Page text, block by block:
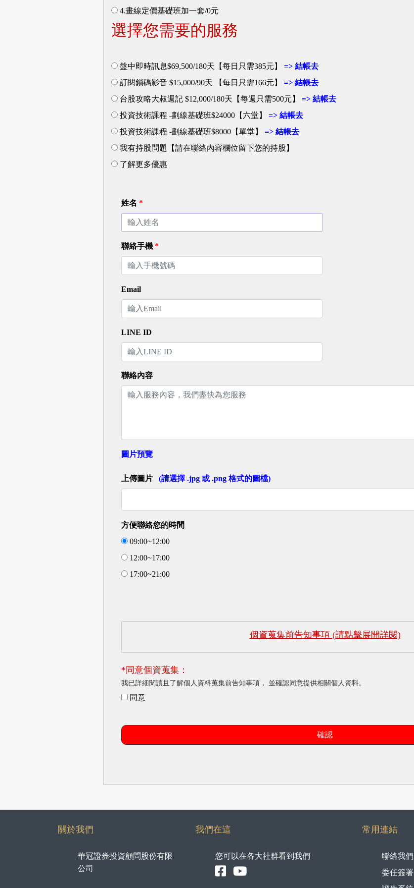
4.畫線定價基礎班加一套/0元
選擇您需要的服務
盤中即時訊息$69,500/180天【每日只需385元】
=> 結帳去
訂閱鎖碼影音 $15,000/90天 【每日只需166元】
=> 結帳去
台股攻略大叔週記 $12,000/180天【每週只需500元】
=> 結帳去
投資技術課程 -劃線基礎班$24000【六堂】
=> 結帳去
投資技術課程 -劃線基礎班$8000【單堂】
=> 結帳去
我有持股問題【請在聯絡內容欄位留下您的持股】
了解更多優惠
姓名 *
聯絡手機 *
Email
LINE ID
聯絡內容
圖片預覽
上傳圖片 (請選擇 .jpg 或 .png 格式的圖檔)
方便聯絡您的時間
09:00~12:00
12:00~17:00
17:00~21:00
個資蒐集前告知事項 (請點擊展開詳閱)
*同意個資蒐集：
我已詳細閱讀且了解個人資料蒐集前告知事項， 並確認同意提供相關個人資料。
同意
確認
關於我們
華冠證券投資顧問股份有限
公司
我們在這
您可以在各大社群看到我們
常用連結
聯絡我們
委任簽署